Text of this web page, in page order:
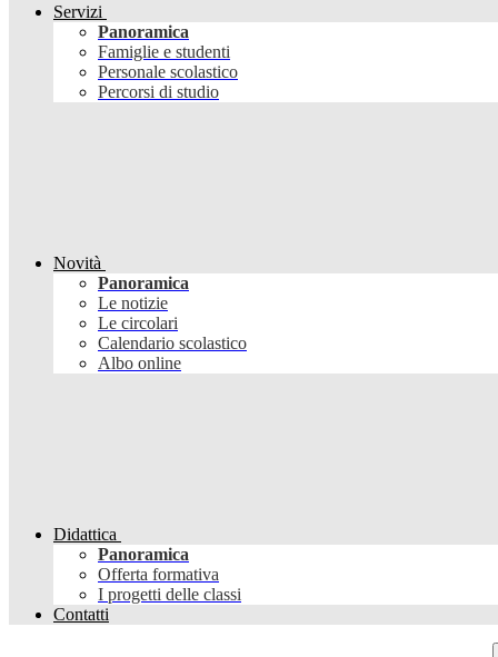
Servizi
Panoramica
Famiglie e studenti
Personale scolastico
Percorsi di studio
Novità
Panoramica
Le notizie
Le circolari
Calendario scolastico
Albo online
Didattica
Panoramica
Offerta formativa
I progetti delle classi
Contatti